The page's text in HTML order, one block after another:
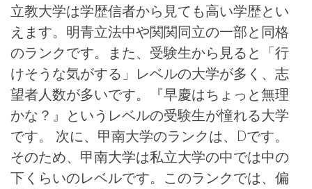
立教大学は学歴信者から見ても高い学歴とい
えます。明青立法中や関関同立の一部と同格
のランクです。また、受験生から見ると「行
けそうな気がする」レベルの大学が多く、志
望者人数が多いです。『早慶はちょっと無理
かな？』というレベルの受験生が憧れる大学
です。 次に、甲南大学のランクは、Dです。
そのため、甲南大学は私立大学の中では中の
下くらいのレベルです。このランクでは、偏